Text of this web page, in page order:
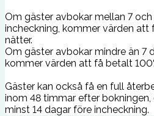
Om gäster avbokar mellan 7
incheckning, kommer värden att
nätter.
Om gäster avbokar mindre än 7
kommer värden att få betalt
Gäster kan också få en full
inom 48 timmar efter
minst 14 dagar före incheckning.